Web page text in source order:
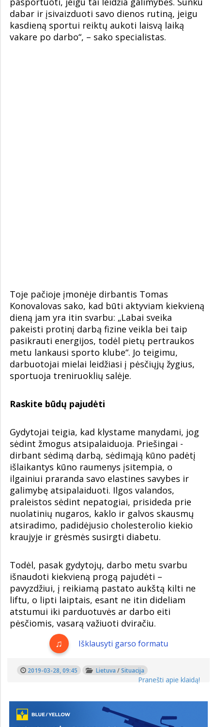
dabar ir įsivaizduoti savo dienos rutiną, jeigu
kasdieną sportui reiktų aukoti laisvą laiką
vakare po darbo“, – sako specialistas.
Toje pačioje įmonėje dirbantis Tomas
Konovalovas sako, kad būti aktyviam kiekvieną
dieną jam yra itin svarbu: „Labai sveika
pakeisti protinį darbą fizine veikla bei taip
pasikrauti energijos, todėl pietų pertraukos
metu lankausi sporto klube“. Jo teigimu,
darbuotojai mielai leidžiasi į pėsčiųjų žygius,
sportuoja treniruoklių salėje.
Raskite būdų pajudėti
Gydytojai teigia, kad klystame manydami, jog
sėdint žmogus atsipalaiduoja. Priešingai -
dirbant sėdimą darbą, sėdimąją kūno padėtį
išlaikantys kūno raumenys įsitempia, o
ilgainiui praranda savo elastines savybes ir
galimybę atsipalaiduoti. Ilgos valandos,
praleistos sėdint nepatogiai, prisideda prie
nuolatinių nugaros, kaklo ir galvos skausmų
atsiradimo, padidėjusio cholesterolio kiekio
kraujyje ir grėsmės susirgti diabetu.
Todėl, pasak gydytojų, darbo metu svarbu
išnaudoti kiekvieną progą pajudėti –
pavyzdžiui, į reikiamą pastato aukštą kilti ne
liftu, o lipti laiptais, esant ne itin dideliam
atstumui iki parduotuvės ar darbo eiti
pėsčiomis, vasarą važiuoti dviračiu.
Išklausyti garso formatu
2019-03-28, 09:45 Lietuva /Situacija
Pranešti apie klaidą!